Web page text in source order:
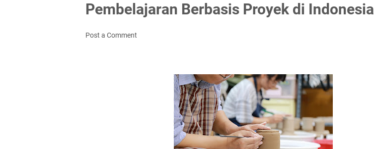
Pembelajaran Berbasis Proyek di Indonesia
Post a Comment